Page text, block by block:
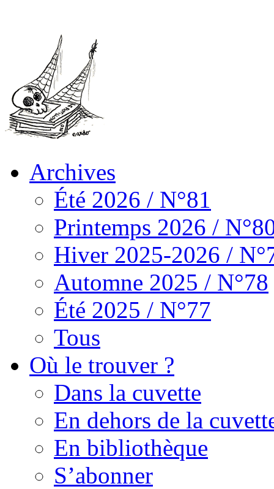
Archives
Été 2026 / N°81
Printemps 2026 /
Hiver 2025-2026 /
Automne 2025 / N°78
Été 2025 / N°77
Tous
Où le trouver ?
Dans la cuvette
En dehors de la
En bibliothèque
S’abonner